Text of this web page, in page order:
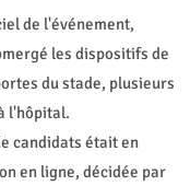
de l'événement,
les dispositifs de
du stade, plusieurs
l'hôpital.
candidats était en
en ligne, décidée par